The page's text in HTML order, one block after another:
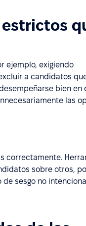
ejemplo, exigiendo
a candidatos
bien en
las
correctamente.
sobre otros,
de sesgo no